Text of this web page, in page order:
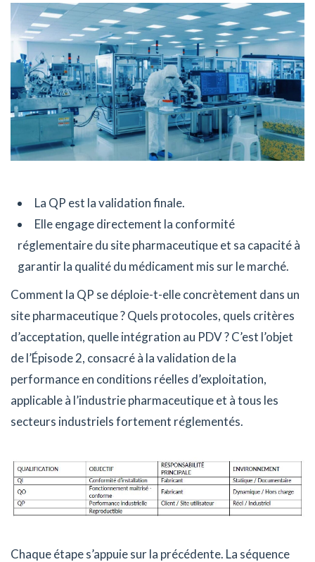
La QP est la validation finale.
Elle engage directement la conformité
réglementaire du site pharmaceutique et sa capacité à
garantir la qualité du médicament mis sur le marché.
Comment la QP se déploie-t-elle concrètement dans un
site pharmaceutique ? Quels protocoles, quels critères
d’acceptation, quelle intégration au PDV ? C’est l’objet
de l’Épisode 2, consacré à la validation de la
performance en conditions réelles d’exploitation,
applicable à l’industrie pharmaceutique et à tous les
secteurs industriels fortement réglementés.
Chaque étape s’appuie sur la précédente. La séquence